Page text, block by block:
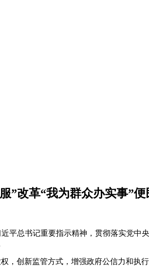
”改革“我为群众办实事”
平总书记重要指示精神，贯彻落实党
，创新监管方式，增强政府公信力和执